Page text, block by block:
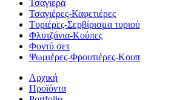
Τσαγιερά
Τσαγιέρες-Καφετιέρες
Τυριέρες-Σερβίρισμα τυριού
Φλυτζάνια-Κούπες
Φοντύ σετ
Ψωμιέρες-Φρουτιέρες-Κουπ
Αρχική
Προϊόντα